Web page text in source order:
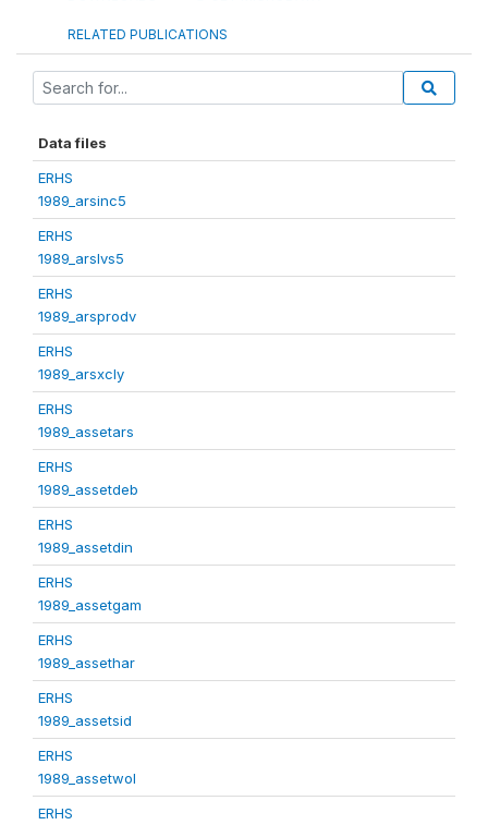
RELATED PUBLICATIONS
Data files
ERHS
1989_arsinc5
ERHS
1989_arslvs5
ERHS
1989_arsprodv
ERHS
1989_arsxcly
ERHS
1989_assetars
ERHS
1989_assetdeb
ERHS
1989_assetdin
ERHS
1989_assetgam
ERHS
1989_assethar
ERHS
1989_assetsid
ERHS
1989_assetwol
ERHS